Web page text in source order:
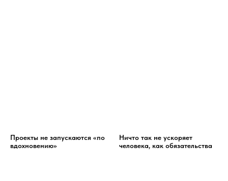
Проекты не запускаются «по
вдохновению»
Ничто так не ускоряет
человека, как обязательства